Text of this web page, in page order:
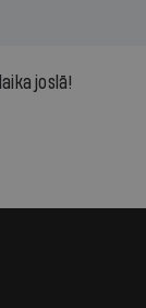
joslā!